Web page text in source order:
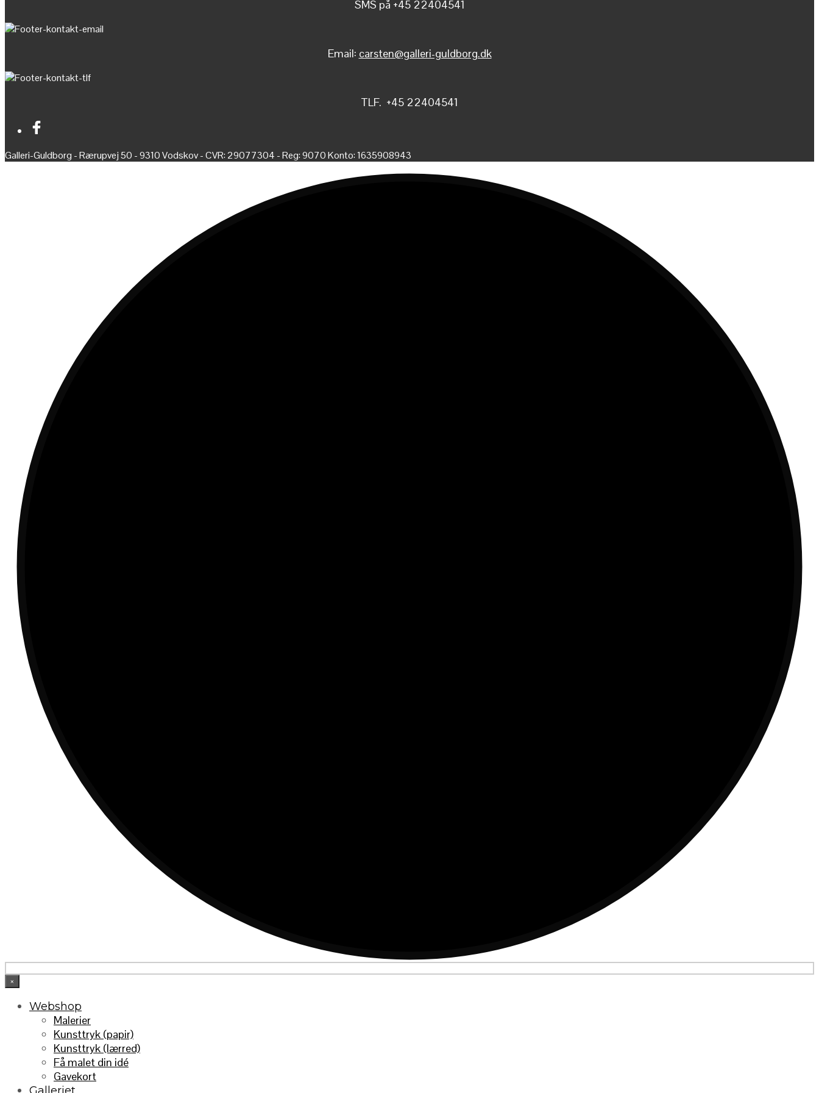
SMS på +45 22404541
Email: carsten@galleri-guldborg.dk
TLF. +45 22404541
Galleri-Guldborg - Rærupvej 50 - 9310 Vodskov - CVR: 29077304 - Reg: 9070 Konto: 1635908943
×
Webshop
Malerier
Kunsttryk (papir)
Kunsttryk (lærred)
Få malet din idé
Gavekort
Galleriet